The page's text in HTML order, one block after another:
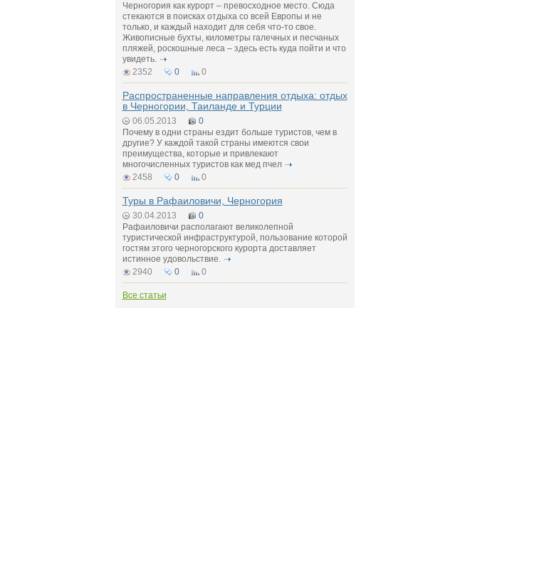
Черногория как курорт – превосходное место. Сюда
стекаются в поисках отдыха со всей Европы и не
только, и каждый находит для себя что-то свое.
Живописные бухты, километры галечных и песчаных
пляжей, роскошные леса – здесь есть куда пойти и что
увидеть.
2352
0 0
Распространенные направления отдыха: отдых
в Черногории, Таиланде и Турции
06.05.2013
0
Почему в одни страны ездит больше туристов, чем в
другие? У каждой такой страны имеются свои
преимущества, которые и привлекают
многочисленных туристов как мед пчел
2458
0 0
Туры в Рафаиловичи, Черногория
30.04.2013
0
Рафаиловичи располагают великолепной
туристической инфраструктурой, пользование которой
гостям этого черногорского курорта доставляет
истинное удовольствие.
2940
0 0
Все статьи